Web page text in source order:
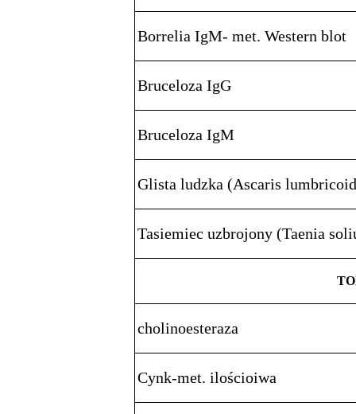
Borrelia IgM- met. Western blot
Bruceloza IgG
Bruceloza IgM
Glista ludzka (Ascaris
Tasiemiec uzbrojony (Taenia
cholinoesteraza
Cynk-met. ilościoiwa